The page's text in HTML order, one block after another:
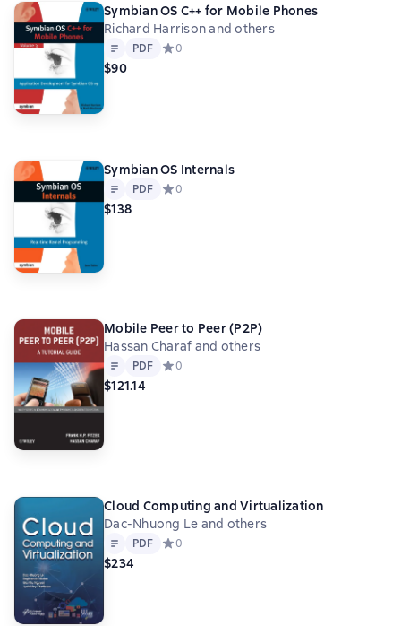
Symbian OS C++ for Mobile Phones
Richard Harrison and others
Text PDF
PDF Средний рейтинг 0 на основе 0 оценок
0
$90
Symbian OS Internals
Text PDF
PDF Средний рейтинг 0 на основе 0 оценок
0
$138
Mobile Peer to Peer (P2P)
Hassan Charaf and others
Text PDF
PDF Средний рейтинг 0 на основе 0 оценок
0
$121.14
Cloud Computing and Virtualization
Dac-Nhuong Le and others
Text PDF
PDF Средний рейтинг 0 на основе 0 оценок
0
$234